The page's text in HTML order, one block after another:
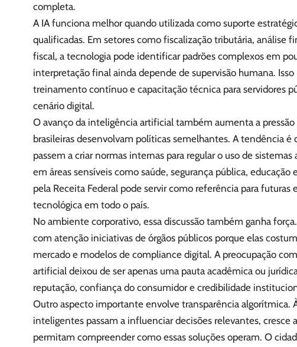
completa.
A IA funciona melhor quando utilizada como suporte
qualificadas. Em setores como fiscalização tributária, análise
fiscal, a tecnologia pode identificar padrões complexos em
interpretação final ainda depende de supervisão humana.
treinamento contínuo e capacitação técnica para servidores
cenário digital.
O avanço da inteligência artificial também aumenta a
brasileiras desenvolvam políticas semelhantes. A tendência é
passem a criar normas internas para regular o uso de
em áreas sensíveis como saúde, segurança pública,
pela Receita Federal pode servir como referência para futuras
tecnológica em todo o país.
No ambiente corporativo, essa discussão também ganha
com atenção iniciativas de órgãos públicos porque elas
mercado e modelos de compliance digital. A preocupação
artificial deixou de ser apenas uma pauta acadêmica ou
reputação, confiança do consumidor e credibilidade
Outro aspecto importante envolve transparência algorítmica.
inteligentes passam a influenciar decisões relevantes, cresce
permitam compreender como essas soluções operam. O